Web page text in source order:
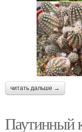
читать дальше →
Паутинный